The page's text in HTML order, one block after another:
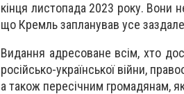
кінця листопада 2023 року. Вони
що Кремль запланував усе
Видання адресоване всім, хто
російсько-української війни,
а також пересічним громадянам,